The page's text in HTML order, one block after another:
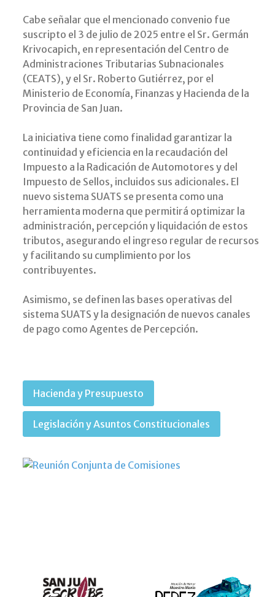
Cabe señalar que el mencionado convenio fue
suscripto el 3 de julio de 2025 entre el Sr. Germán
Krivocapich, en representación del Centro de
Administraciones Tributarias Subnacionales
(CEATS), y el Sr. Roberto Gutiérrez, por el
Ministerio de Economía, Finanzas y Hacienda de la
Provincia de San Juan.
La iniciativa tiene como finalidad garantizar la
continuidad y eficiencia en la recaudación del
Impuesto a la Radicación de Automotores y del
Impuesto de Sellos, incluidos sus adicionales. El
nuevo sistema SUATS se presenta como una
herramienta moderna que permitirá optimizar la
administración, percepción y liquidación de estos
tributos, asegurando el ingreso regular de recursos
y facilitando su cumplimiento por los
contribuyentes.
Asimismo, se definen las bases operativas del
sistema SUATS y la designación de nuevos canales
de pago como Agentes de Percepción.
Hacienda y Presupuesto
Legislación y Asuntos Constitucionales